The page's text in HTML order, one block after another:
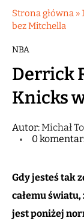
Strona główna »
bez Mitchella
NBA
Derrick
Knicks
Autor:Michał
0
Gdy jesteś tak
całemu
jest poniżej